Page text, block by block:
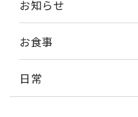
お知らせ
お食事
日常